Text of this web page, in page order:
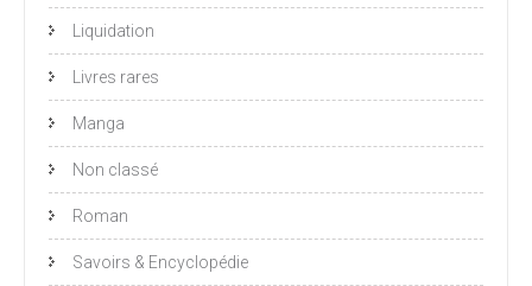
Liquidation
Livres rares
Manga
Non classé
Roman
Savoirs & Encyclopédie